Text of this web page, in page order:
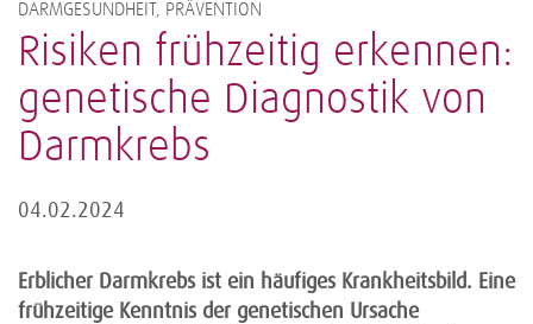
DARMGESUNDHEIT, PRÄVENTION
Risiken frühzeitig erkennen:
genetische Diagnostik von
Darmkrebs
04.02.2024
Erblicher Darmkrebs ist ein häufiges Krankheitsbild. Eine
frühzeitige Kenntnis der genetischen Ursache